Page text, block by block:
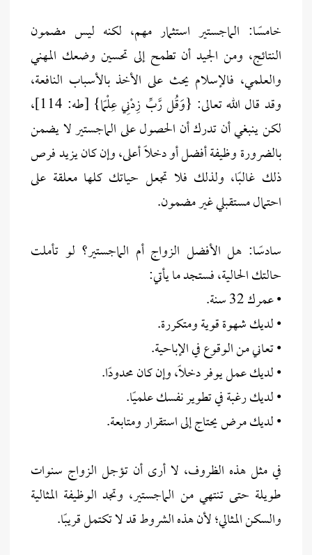
خامسًا: الماجستير استثمار مهم، لكنه ليس مضمون
النتائج، ومن الجيد أن تطمح إلى تحسين وضعك المهني
والعلمي، فالإسلام يحث على الأخذ بالأسباب النافعة،
وقد قال الله تعالى: {وَقُل رَّبِّ زِدْنِي عِلْمًا} [طه: 114]،
لكن ينبغي أن تدرك أن الحصول على الماجستير لا يضمن
بالضرورة وظيفة أفضل أو دخلًا أعلى، وإن كان يزيد فرص
ذلك غالبًا، ولذلك فلا تجعل حياتك كلها معلقة على
احتمال مستقبلي غير مضمون.
سادسًا: هل الأفضل الزواج أم الماجستير؟ لو تأملت
حالتك الحالية، فستجد ما يأتي:
• عمرك 32 سنة.
• لديك شهوة قوية ومتكررة.
• تعاني من الوقوع في الإباحية.
• لديك عمل يوفر دخلًا، وإن كان محدودًا.
• لديك رغبة في تطوير نفسك علميًا.
• لديك مرض يحتاج إلى استقرار ومتابعة.
في مثل هذه الظروف، لا أرى أن تؤجل الزواج سنوات
طويلة حتى تنتهي من الماجستير، وتجد الوظيفة المثالية
والسكن المثالي؛ لأن هذه الشروط قد لا تكتمل قريبًا.